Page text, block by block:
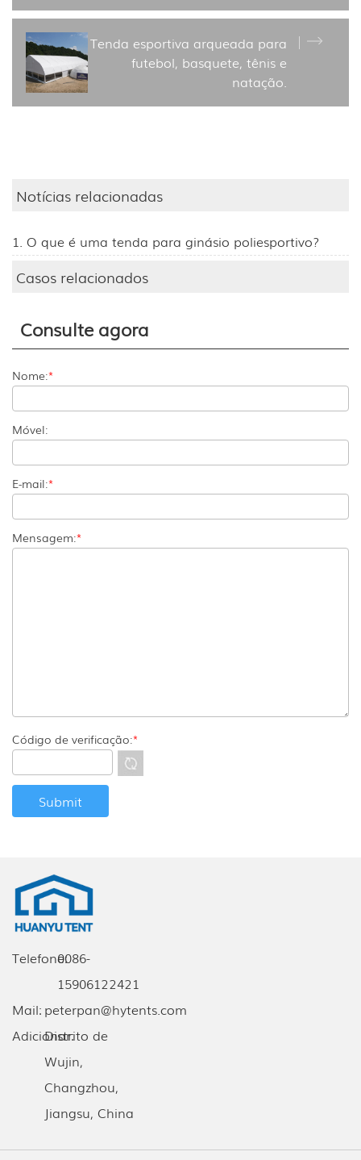
Tenda esportiva arqueada para
futebol, basquete, tênis e
natação.
Notícias relacionadas
1. O que é uma tenda para ginásio poliesportivo?
Casos relacionados
Consulte agora
Nome:*
Móvel:
E-mail:*
Mensagem:*
Código de verificação:*
Adicionar:Distrito de
Wujin,
Changzhou,
Jiangsu, China
Telefone:0086-
15906122421
Mail: peterpan@hytents.com